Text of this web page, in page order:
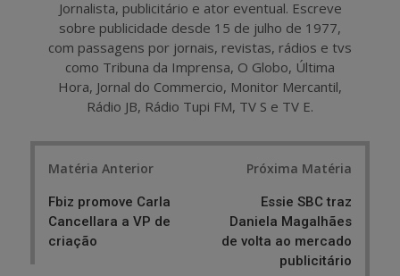
Jornalista, publicitário e ator eventual. Escreve
sobre publicidade desde 15 de julho de 1977,
com passagens por jornais, revistas, rádios e tvs
como Tribuna da Imprensa, O Globo, Última
Hora, Jornal do Commercio, Monitor Mercantil,
Rádio JB, Rádio Tupi FM, TV S e TV E.
Matéria Anterior
Fbiz promove Carla
Cancellara a VP de
criação
Próxima Matéria
Essie SBC traz
Daniela Magalhães
de volta ao mercado
publicitário